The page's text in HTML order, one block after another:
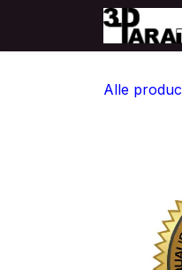
Overslaan naar inhoud
Alle